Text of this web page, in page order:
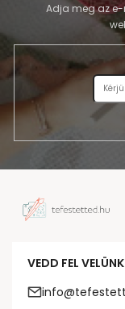
Adja meg az
VEDD FEL